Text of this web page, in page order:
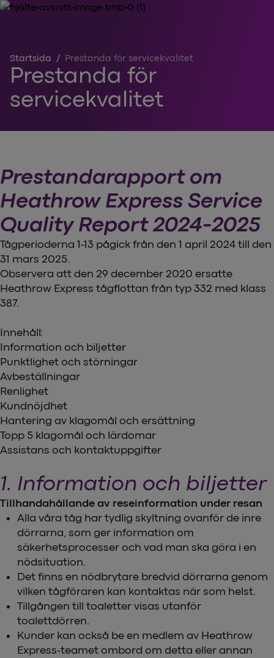
Startsida / Prestanda för servicekvalitet
Prestanda för
servicekvalitet
Prestandarapport om
Heathrow Express Service
Quality Report 2024-2025
Tågperioderna 1-13 pågick från den 1 april 2024 till den
31 mars 2025.
Observera att den 29 december 2020 ersatte
Heathrow Express tågflottan från typ 332 med klass
387.
Innehåll:
Information och biljetter
Punktlighet och störningar
Avbeställningar
Renlighet
Kundnöjdhet
Hantering av klagomål och ersättning
Topp 5 klagomål och lärdomar
Assistans och kontaktuppgifter
1. Information och biljetter
Tillhandahållande av reseinformation under resan
Alla våra tåg har tydlig skyltning ovanför de inre
dörrarna, som ger information om
säkerhetsprocesser och vad man ska göra i en
nödsituation.
Det finns en nödbrytare bredvid dörrarna genom
vilken tågföraren kan kontaktas när som helst.
Tillgången till toaletter visas utanför
toalettdörren.
Kunder kan också be en medlem av Heathrow
Express-teamet ombord om detta eller annan